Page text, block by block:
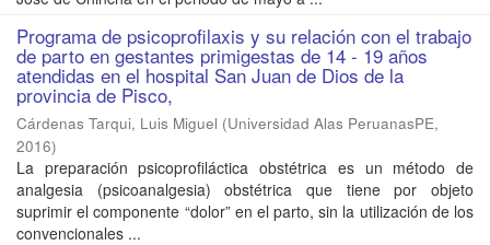
Programa de psicoprofilaxis y su relación con el trabajo
de parto en gestantes primigestas de 14 - 19 años
atendidas en el hospital San Juan de Dios de la
provincia de Pisco,
Cárdenas Tarqui, Luis Miguel (Universidad Alas PeruanasPE,
2016)
La preparación psicoprofiláctica obstétrica es un método de
analgesia (psicoanalgesia) obstétrica que tiene por objeto
suprimir el componente “dolor” en el parto, sin la utilización de los
convencionales ...